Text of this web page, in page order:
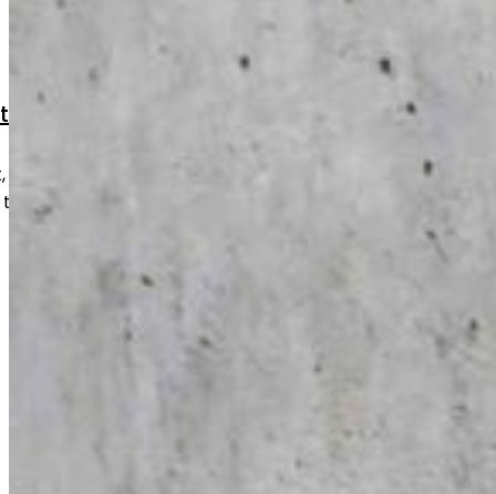
kulumat ja vauriot nopeasti ja
turvalliseen ja toimivaan